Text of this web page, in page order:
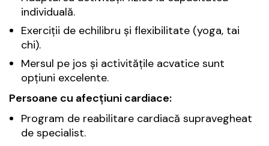
individuală.
Exerciții de echilibru și flexibilitate (yoga, tai
chi).
Mersul pe jos și activitățile acvatice sunt
opțiuni excelente.
Persoane cu afecțiuni cardiace:
Program de reabilitare cardiacă supravegheat
de specialist.